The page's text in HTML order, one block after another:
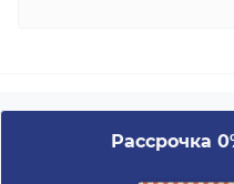
Рассрочка